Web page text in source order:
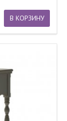
В КОРЗИНУ